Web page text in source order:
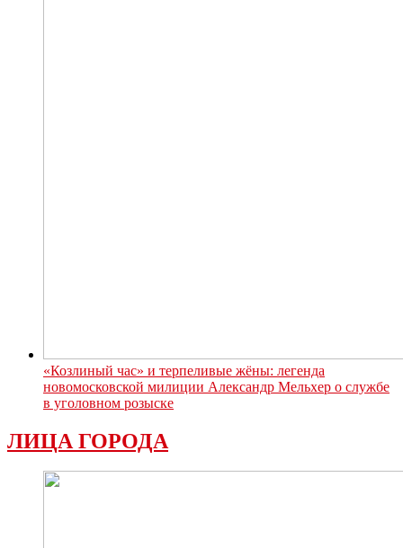
«Козлиный час» и терпеливые жёны: легенда
новомосковской милиции Александр Мельхер о службе
в уголовном розыске
ЛИЦА ГОРОДА